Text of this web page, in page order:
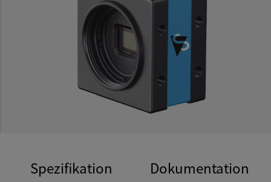
Spezifikation
Dokumentation